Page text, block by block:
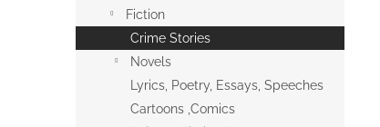
Fiction
Crime Stories
Novels
Lyrics, Poetry, Essays, Speeches
Cartoons ,Comics